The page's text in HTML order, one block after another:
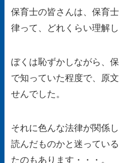
保育士の皆さんは、保育
律って、どれくらい理解
ぼくは恥ずかしながら、
で知っていた程度で、原
せんでした。
それに色んな法律が関係
読んだものかと迷ってい
たのもあります・・・。